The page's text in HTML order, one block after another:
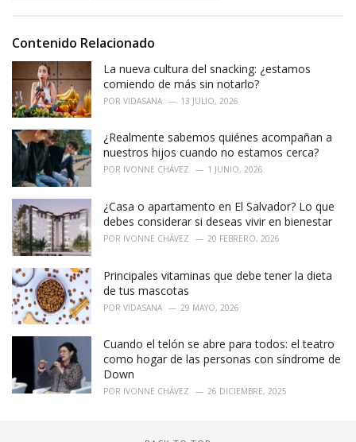
s
:
Contenido Relacionado
La nueva cultura del snacking: ¿estamos
comiendo de más sin notarlo?
POR VIDASANA 13 JULIO, 2026
¿Realmente sabemos quiénes acompañan a
nuestros hijos cuando no estamos cerca?
POR IVONNE CHÁVEZ 1 JUNIO, 2026
¿Casa o apartamento en El Salvador? Lo que
debes considerar si deseas vivir en bienestar
POR IVONNE CHÁVEZ 20 FEBRERO, 2026
Principales vitaminas que debe tener la dieta
de tus mascotas
POR VIDASANA 29 MAYO, 2026
Cuando el telón se abre para todos: el teatro
como hogar de las personas con síndrome de
Down
POR IVONNE CHÁVEZ 26 DICIEMBRE, 2025